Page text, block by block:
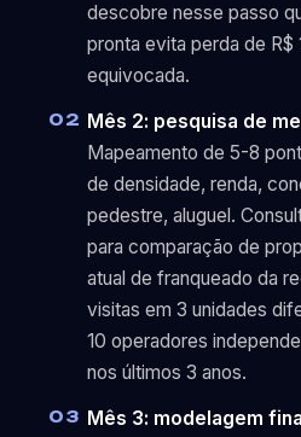
descobre nesse passo
pronta evita perda de R$
equivocada.
Mês 2: pesquisa de
Mapeamento de 5-8
de densidade, renda,
pedestre, aluguel.
para comparação de
atual de franqueado da
visitas em 3 unidades
10 operadores
nos últimos 3 anos.
Mês 3: modelagem